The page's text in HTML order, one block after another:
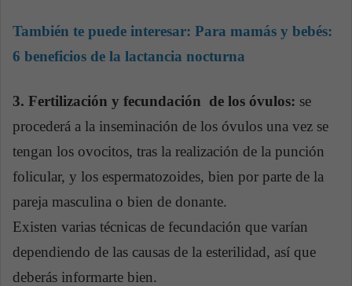
También te puede interesar: Para mamás y bebés:
6 beneficios de la lactancia nocturna
3. Fertilización y fecundación de los óvulos: se
procederá a la inseminación de los óvulos una vez se
tengan los ovocitos, tras la realización de la punción
folicular, y los espermatozoides, bien por parte de la
pareja masculina o bien de donante.
Existen varias técnicas de fecundación que varían
dependiendo de las causas de la esterilidad, así que
deberás informarte bien.